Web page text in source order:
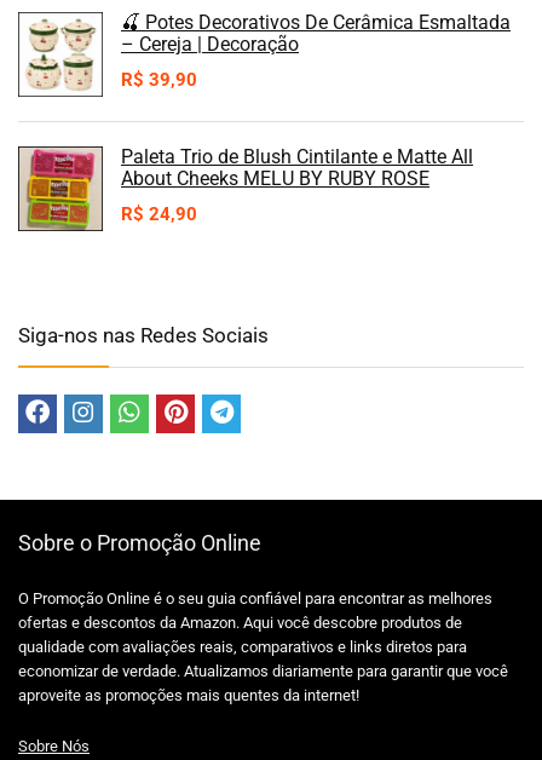
🍒 Potes Decorativos De Cerâmica Esmaltada
– Cereja | Decoração
R$ 39,90
Paleta Trio de Blush Cintilante e Matte All
About Cheeks MELU BY RUBY ROSE
R$ 24,90
Siga-nos nas Redes Sociais
Sobre o Promoção Online
O Promoção Online é o seu guia confiável para encontrar as melhores
ofertas e descontos da Amazon. Aqui você descobre produtos de
qualidade com avaliações reais, comparativos e links diretos para
economizar de verdade. Atualizamos diariamente para garantir que você
aproveite as promoções mais quentes da internet!
Sobre Nós